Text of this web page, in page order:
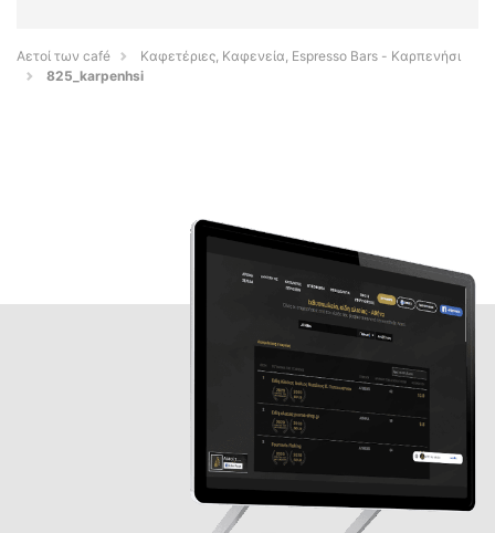
Αετοί των café
Καφετέριες, Καφενεία, Espresso Bars - Καρπενήσι
825_karpenhsi